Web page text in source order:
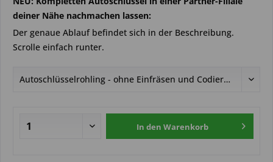
deiner Nähe nachmachen lassen:
Der genaue Ablauf befindet sich in der Beschreibung.
Scrolle einfach runter.
In den Warenkorb